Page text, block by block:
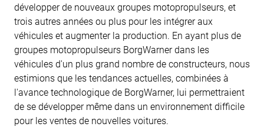
développer de nouveaux groupes motopropulseurs, et
trois autres années ou plus pour les intégrer aux
véhicules et augmenter la production. En ayant plus de
groupes motopropulseurs BorgWarner dans les
véhicules d'un plus grand nombre de constructeurs, nous
estimions que les tendances actuelles, combinées à
l'avance technologique de BorgWarner, lui permettraient
de se développer même dans un environnement difficile
pour les ventes de nouvelles voitures.